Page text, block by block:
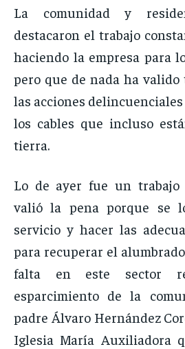
La comunidad y
destacaron el trabajo
haciendo la empresa para
pero que de nada ha
las acciones
los cables que incluso
tierra.
Lo de ayer fue un trabajo
valió la pena porque se
servicio y hacer las
para recuperar el
falta en este sector
esparcimiento de la
padre Álvaro Hernández
Iglesia María Auxiliadora